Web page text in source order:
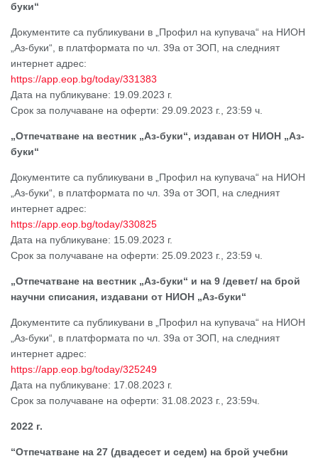
буки“
Документите са публикувани в „Профил на купувача“ на НИОН
„Аз-буки“, в платформата по чл. 39а от ЗОП, на следният
интернет адрес:
https://app.eop.bg/today/331383
Дата на публикуване: 19.09.2023 г.
Срок за получаване на оферти: 29.09.2023 г., 23:59 ч.
„Отпечатване на вестник „Аз-буки“, издаван от НИОН „Аз-
буки“
Документите са публикувани в „Профил на купувача“ на НИОН
„Аз-буки“, в платформата по чл. 39а от ЗОП, на следният
интернет адрес:
https://app.eop.bg/today/330825
Дата на публикуване: 15.09.2023 г.
Срок за получаване на оферти: 25.09.2023 г., 23:59 ч.
„Отпечатване на вестник „Аз-буки“ и на 9 /девет/ на брой
научни списания, издавани от НИОН „Аз-буки“
Документите са публикувани в „Профил на купувача“ на НИОН
„Аз-буки“, в платформата по чл. 39а от ЗОП, на следният
интернет адрес:
https://app.eop.bg/today/325249
Дата на публикуване: 17.08.2023 г.
Срок за получаване на оферти: 31.08.2023 г., 23:59ч.
2022 г.
“Отпечатване на 27 (двадесет и седем) на брой учебни